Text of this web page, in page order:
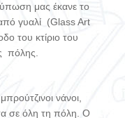
μας έκανε το
γυαλί (Glass Art
του κτίριο του
πόλης.
νάνοι,
σε όλη τη πόλη. Ο